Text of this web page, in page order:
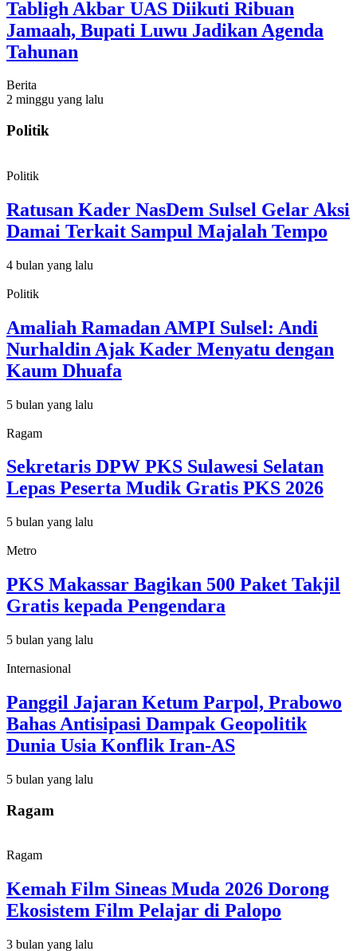
Tabligh Akbar UAS Diikuti Ribuan
Jamaah, Bupati Luwu Jadikan Agenda
Tahunan
Berita
2 minggu yang lalu
Politik
Politik
Ratusan Kader NasDem Sulsel Gelar Aksi
Damai Terkait Sampul Majalah Tempo
4 bulan yang lalu
Politik
Amaliah Ramadan AMPI Sulsel: Andi
Nurhaldin Ajak Kader Menyatu dengan
Kaum Dhuafa
5 bulan yang lalu
Ragam
Sekretaris DPW PKS Sulawesi Selatan
Lepas Peserta Mudik Gratis PKS 2026
5 bulan yang lalu
Metro
PKS Makassar Bagikan 500 Paket Takjil
Gratis kepada Pengendara
5 bulan yang lalu
Internasional
Panggil Jajaran Ketum Parpol, Prabowo
Bahas Antisipasi Dampak Geopolitik
Dunia Usia Konflik Iran-AS
5 bulan yang lalu
Ragam
Ragam
Kemah Film Sineas Muda 2026 Dorong
Ekosistem Film Pelajar di Palopo
3 bulan yang lalu